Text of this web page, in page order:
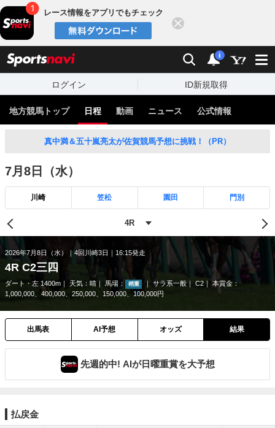
レース情報をアプリでもチェック
検索 通知
i
ログイン ID新規取得
地方競馬トップ 日程 動画 ニュース 公式情報
真中満＆五十嵐亮太が佐賀競馬予想に挑戦！（PR）
7月8日（水）
川崎 笠松 園田 門別
2026年7月8日（水） 4回川崎3日 16:15発走
4R C2三四
ダート・左 1400m 天気： 晴 馬場： 稍重 サラ系一般 C2
本賞金：
1,000,000、400,000、250,000、150,000、100,000円
出馬表 AI予想 オッズ 結果
先週的中! AIが日曜重賞を大予想
払戻金